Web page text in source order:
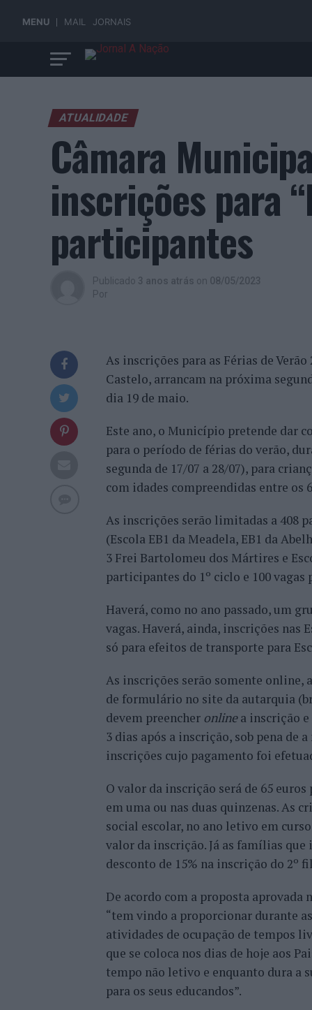
MENU MAIL JORNAIS
ATUALIDADE
Câmara
inscrições para
participantes
Publicado 3 anos atrás on 08/05/2023
Por
As inscrições para as Férias de
Castelo, arrancam na próxima
dia 19 de maio.
Este ano, o Município pretende dar
para o período de férias do verão,
segunda de 17/07 a 28/07), para
com idades compreendidas entre os
As inscrições serão limitadas a 408
(Escola EB1 da Meadela, EB1 da
3 Frei Bartolomeu dos Mártires e
participantes do 1º ciclo e 100
Haverá, como no ano passado, um
vagas. Haverá, ainda, inscrições nas
só para efeitos de transporte para
As inscrições serão somente online,
de formulário no site da autarquia
devem preencher onlinea inscrição
3 dias após a inscrição, sob pena de
inscrições cujo pagamento foi
O valor da inscrição será de 65
em uma ou nas duas quinzenas. As
social escolar, no ano letivo em
valor da inscrição. Já as famílias
desconto de 15% na inscrição do 2º
De acordo com a proposta
“tem vindo a proporcionar durante
atividades de ocupação de tempos
que se coloca nos dias de hoje aos
tempo não letivo e enquanto dura a
para os seus educandos”.